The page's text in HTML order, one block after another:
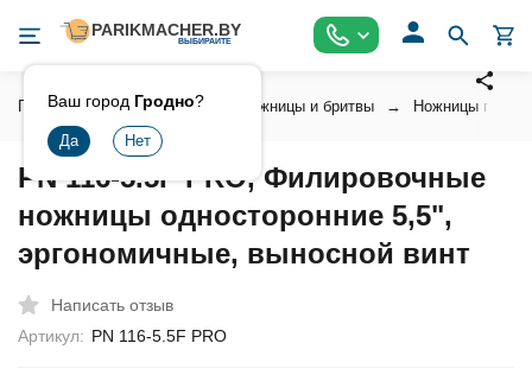
Ваш город Гродно?
Главная Инструмент Ножницы и бритвы Ножницы
PN 116-5.5F PRO, Филировочные
ножницы односторонние 5,5",
эргономичные, выносной винт
Написать отзыв
Артикул: PN 116-5.5F PRO